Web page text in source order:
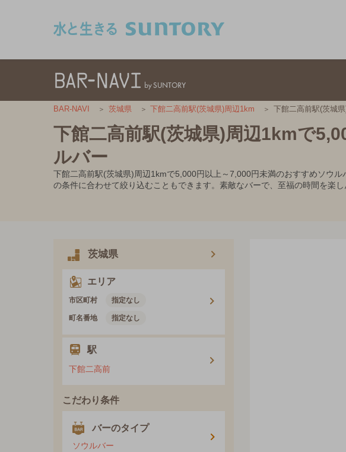
BAR-NAVI 茨城県 下館二高前駅(茨城県)周辺1km 下館二高前駅(茨城
下館二高前駅(茨城県)周辺1kmで
ルバー
下館二高前駅(茨城県)周辺1kmで5,000円以上～7,000円未満のおすすめソウ
の条件に合わせて絞り込むこともできます。素敵なバーで、至福の時間を楽し
茨城県
エリア
市区町村 指定なし
町名番地 指定なし
駅
下館二高前
こだわり条件
バーのタイプ
ソウルバー